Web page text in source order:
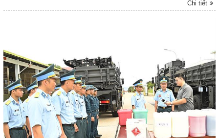
Chi tiết